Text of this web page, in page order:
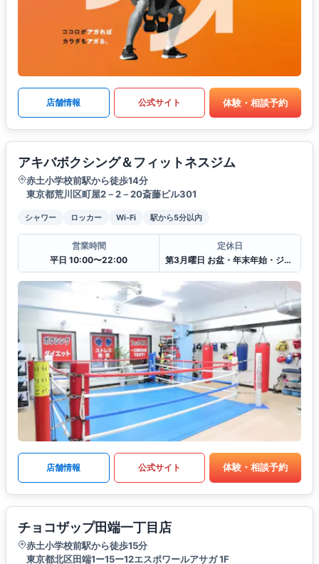
店舗情報 公式サイト 体験・相談予約
アキバボクシング＆フィットネスジム
赤土小学校前駅から徒歩14分
東京都荒川区町屋2－2－20斎藤ビル301
シャワー ロッカー Wi-Fi 駅から5分以内
営業時間
平日 10:00〜22:00
定休日
第3月曜日 お盆・年末年始・ジムの行事や試合等
店舗情報 公式サイト 体験・相談予約
チョコザップ田端一丁目店
赤土小学校前駅から徒歩15分
東京都北区田端1ー15ー12エスポワールアサガ 1F